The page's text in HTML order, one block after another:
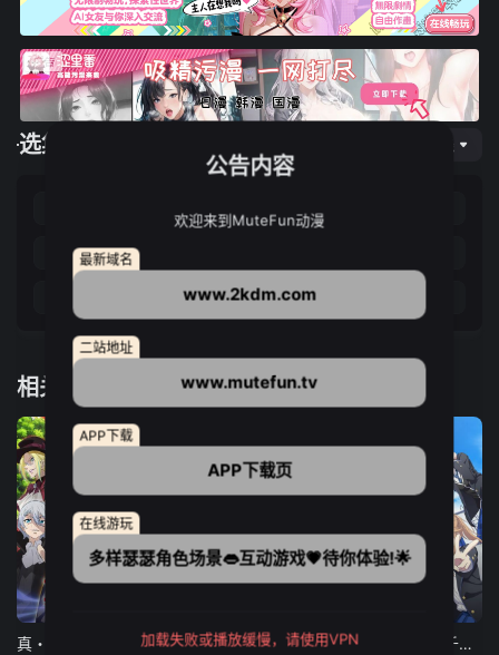
选集播放
第05集
第10集 第11集
相关推荐
真・进化果 实不知不觉踏上胜利的人生 东京猫猫 NEW～♡ 弹珠汽水瓶里的千岁同学
公告内容
欢迎来到MuteFun动漫
最新域名
www.2kdm.com
二站地址
www.mutefun.tv
APP下载
APP下载页
在线游玩
多样瑟瑟角色场景👄互动游戏💗待你体验!🌟
加载失败或播放缓慢，请使用VPN